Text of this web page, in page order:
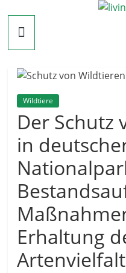
springen
Wildtiere
Der Schutz
in
Erhaltung
Artenvielfalt